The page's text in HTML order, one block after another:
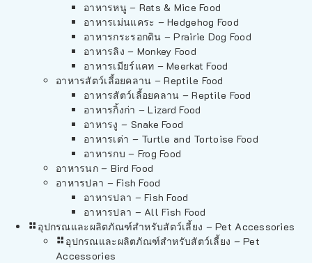
อาหารหนู – Rats & Mice Food
อาหารเม่นแคระ – Hedgehog Food
อาหารกระรอกดิน – Prairie Dog Food
อาหารลิง – Monkey Food
อาหารเมียร์แคท – Meerkat Food
อาหารสัตว์เลี้อยคลาน – Reptile Food
อาหารสัตว์เลี้อยคลาน – Reptile Food
อาหารกิ้งก่า – Lizard Food
อาหารงู – Snake Food
อาหารเต่า – Turtle and Tortoise Food
อาหารกบ – Frog Food
อาหารนก – Bird Food
อาหารปลา – Fish Food
อาหารปลา – Fish Food
อาหารปลา – All Fish Food
อุปกรณและผลิตภัณฑ์สำหรับสัตว์เลี้ยง – Pet Accessories
อุปกรณและผลิตภัณฑ์สำหรับสัตว์เลี้ยง – Pet
Accessories